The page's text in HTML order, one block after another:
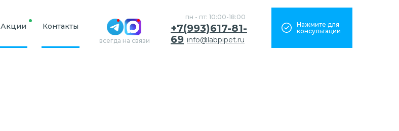
Нажмите для
консультации
пн - пт: 10:00-18:00
info@labpipet.ru
Контакты
всегда на связи
+7(993)617-81-
69
Акции